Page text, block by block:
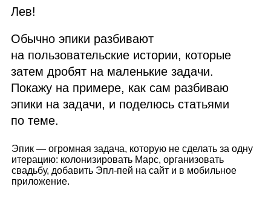
Лев!
Обычно эпики разбивают
на пользовательские истории, которые
затем дробят на маленькие задачи.
Покажу на примере, как сам разбиваю
эпики на задачи, и поделюсь статьями
по теме.
Эпик — огромная задача, которую не сделать за одну
итерацию: колонизировать Марс, организовать
свадьбу, добавить Эпл‑пей на сайт и в мобильное
приложение.